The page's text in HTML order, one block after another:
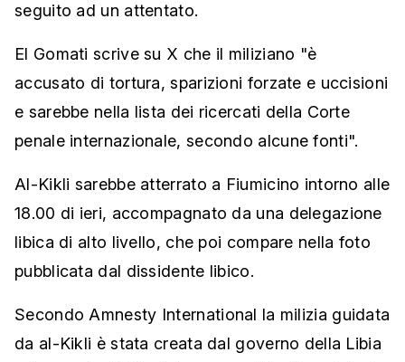
seguito ad un attentato.
El Gomati scrive su X che il miliziano "è
accusato di tortura, sparizioni forzate e uccisioni
e sarebbe nella lista dei ricercati della Corte
penale internazionale, secondo alcune fonti".
Al-Kikli sarebbe atterrato a Fiumicino intorno alle
18.00 di ieri, accompagnato da una delegazione
libica di alto livello, che poi compare nella foto
pubblicata dal dissidente libico.
Secondo Amnesty International la milizia guidata
da al-Kikli è stata creata dal governo della Libia